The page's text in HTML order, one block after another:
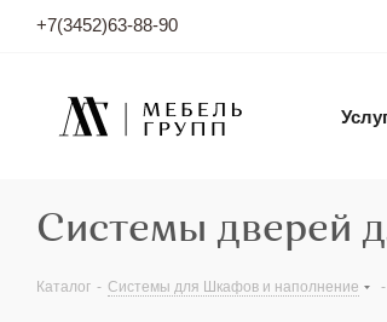
+7(3452)63-88-90
Системы дверей
Каталог - Системы для Шкафов и наполнение -